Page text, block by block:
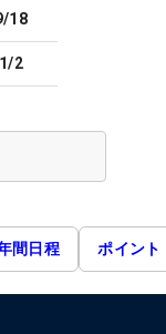
18
1/2
間日程 ポイント